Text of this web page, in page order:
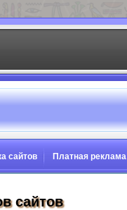
сайтов Платная реклама
сайтов